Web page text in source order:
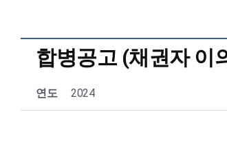
합병공고 (채권자 이
연도 2024